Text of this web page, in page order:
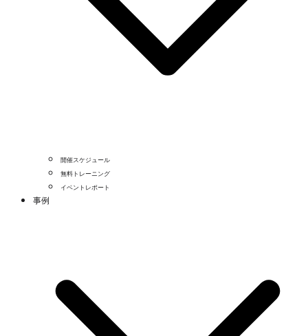
開催スケジュール
無料トレーニング
イベントレポート
事例